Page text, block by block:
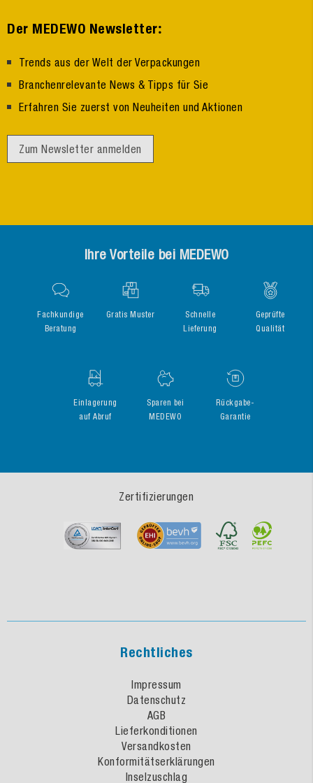
Der MEDEWO Newsletter:
Trends aus der Welt der Verpackungen
Branchenrelevante News & Tipps für Sie
Erfahren Sie zuerst von Neuheiten und Aktionen
Zum Newsletter anmelden
Ihre Vorteile bei MEDEWO
Fachkundige
Beratung
Gratis Muster
Schnelle
Lieferung
Geprüfte
Qualität
Einlagerung
auf Abruf
Sparen bei
MEDEWO
Rückgabe-
Garantie
Zertifizierungen
Rechtliches
Impressum
Datenschutz
AGB
Lieferkonditionen
Versandkosten
Konformitätserklärungen
Inselzuschlag